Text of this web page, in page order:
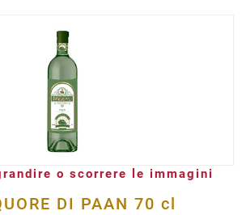
o scorrere le immagini
DI PAAN 70 cl